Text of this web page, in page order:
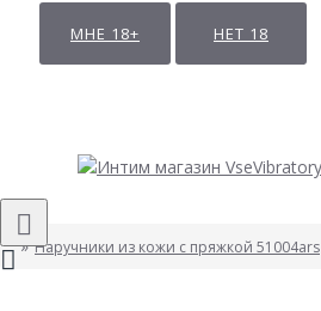
МНЕ 18+ НЕТ 18
Наручники из кожи с пряжкой 51004ars